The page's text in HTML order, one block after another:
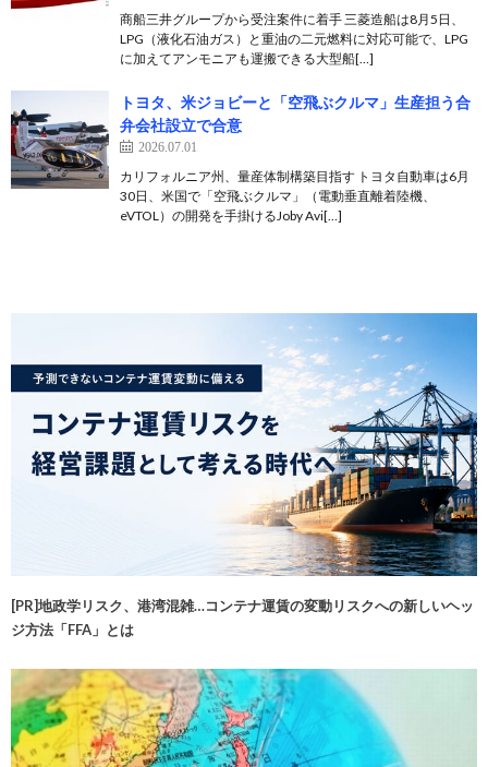
商船三井グループから受注案件に着手 三菱造船は8月5日、
LPG（液化石油ガス）と重油の二元燃料に対応可能で、LPG
に加えてアンモニアも運搬できる大型船[…]
トヨタ、米ジョビーと「空飛ぶクルマ」生産担う合
弁会社設立で合意
2026.07.01
カリフォルニア州、量産体制構築目指す トヨタ自動車は6月
30日、米国で「空飛ぶクルマ」（電動垂直離着陸機、
eVTOL）の開発を手掛けるJoby Avi[…]
[PR]地政学リスク、港湾混雑…コンテナ運賃の変動リスクへの新しいヘッ
ジ方法「FFA」とは